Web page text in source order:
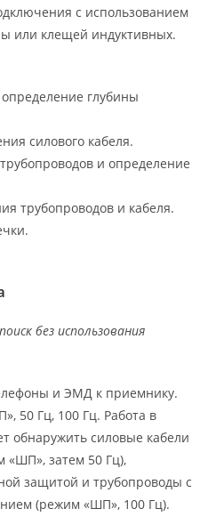
с использованием
или клещей индуктивных.
глубины
силового кабеля.
и определение
трубопроводов и кабеля.
без использования
и ЭМД к приемнику.
50 Гц, 100 Гц. Работа в
обнаружить силовые кабели
затем 50 Гц),
защитой и трубопроводы с
(режим «ШП», 100 Гц).